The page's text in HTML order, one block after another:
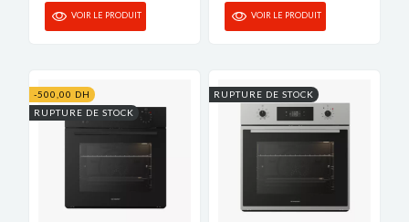
VOIR LE PRODUIT VOIR LE PRODUIT
-500,00 DH
RUPTURE DE STOCK
RUPTURE DE STOCK